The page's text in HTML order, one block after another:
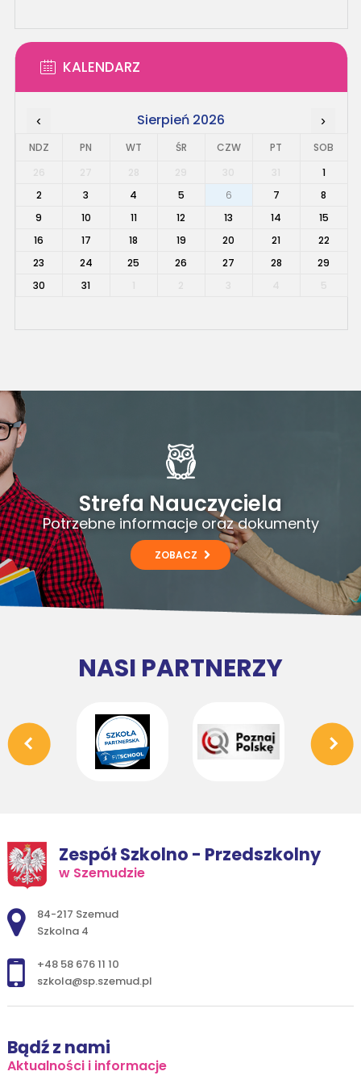
KALENDARZ
‹ Sierpień 2026 ›
NDZ PN WT ŚR CZW PT
SOB
1
2
3 4 5 6 7
8
9
10 11 12 13 14
15
16
17 18 19 20 21
22
23
24 25 26 27 28
29
30
31
Strefa Nauczyciela
Potrzebne informacje oraz dokumenty
ZOBACZ
NASI PARTNERZY
Zespół Szkolno - Przedszkolny
w Szemudzie
Adres pocztowy:
84-217 Szemud
Szkolna 4
+48 58 676 11 10
szkola@sp.szemud.pl
Bądź z nami
Aktualności i informacje